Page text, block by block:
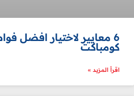
6 معايير لاختيار افضل
كومباكت
اقرأ المزيد »